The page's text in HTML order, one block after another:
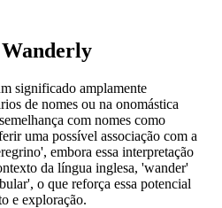
Wanderly
significado amplamente
de nomes ou na onomástica
com nomes como
uma possível associação com a
embora essa interpretação
da língua inglesa, 'wander'
o que reforça essa potencial
e exploração.